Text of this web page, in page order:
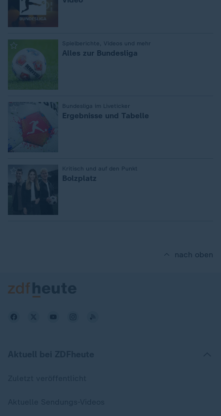
Spielberichte, Videos und mehr
Alles zur Bundesliga
Bundesliga im Liveticker
Ergebnisse und Tabelle
Kritisch und auf den Punkt
Bolzplatz
nach oben